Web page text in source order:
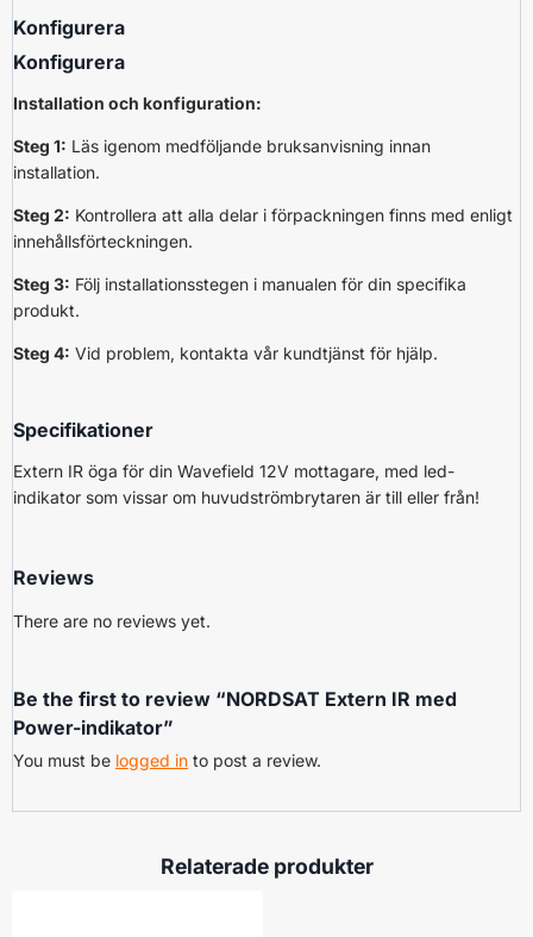
Konfigurera
Konfigurera
Installation och konfiguration:
Steg 1: Läs igenom medföljande bruksanvisning innan
installation.
Steg 2: Kontrollera att alla delar i förpackningen finns med enligt
innehållsförteckningen.
Steg 3: Följ installationsstegen i manualen för din specifika
produkt.
Steg 4: Vid problem, kontakta vår kundtjänst för hjälp.
Specifikationer
Extern IR öga för din Wavefield 12V mottagare, med led-
indikator som vissar om huvudströmbrytaren är till eller från!
Reviews
There are no reviews yet.
Be the first to review “NORDSAT Extern IR med
Power-indikator”
You must be logged in to post a review.
Relaterade produkter